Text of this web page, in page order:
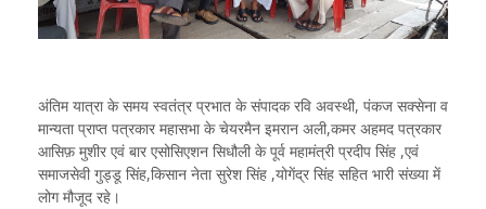
अंतिम यात्रा के समय स्वतंत्र प्रभात के संपादक रवि अवस्थी, पंकज सक्सेना व
मान्यता प्राप्त पत्रकार महासभा के चेयरमैन इमरान अली,कमर अहमद पत्रकार
आसिफ़ मुशीर एवं बार एसोसिएशन सिधौली के पूर्व महामंत्री प्रदीप सिंह ,एवं
समाजसेवी गुड्डू सिंह,किसान नेता सुरेश सिंह ,योगेंद्र सिंह सहित भारी संख्या में
लोग मौजूद रहे।